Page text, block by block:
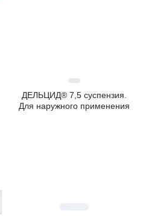
ДЕЛЬЦИД® 7,5 суспензия.
Для наружного применения